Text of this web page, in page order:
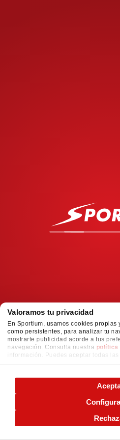
Valoramos tu privacidad
En Sportium, usamos cookies propias
como persistentes, para analizar tu
mostrarte publicidad acorde a tus
navegación. Consulta nuestra política
información. Puedes aceptar todas
"ACEPTAR" o configurarlas o